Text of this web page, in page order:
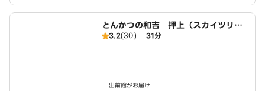
とんかつの和吉 押上（スカイツリー
前）駅前店
3.2(30) 31分
出前館がお届け